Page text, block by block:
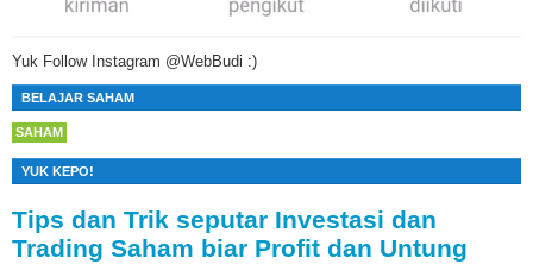
Yuk Follow Instagram @WebBudi :)
BELAJAR SAHAM
SAHAM
YUK KEPO!
Tips dan Trik seputar Investasi dan
Trading Saham biar Profit dan Untung